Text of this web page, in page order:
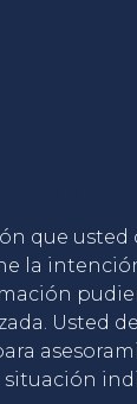
que
la
Usted
situación